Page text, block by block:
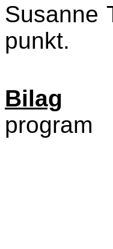
Susanne
punkt.
Bilag
program